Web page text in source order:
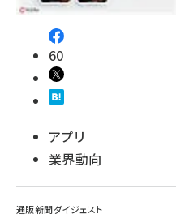
60
アプリ
業界動向
通販新聞ダイジェスト